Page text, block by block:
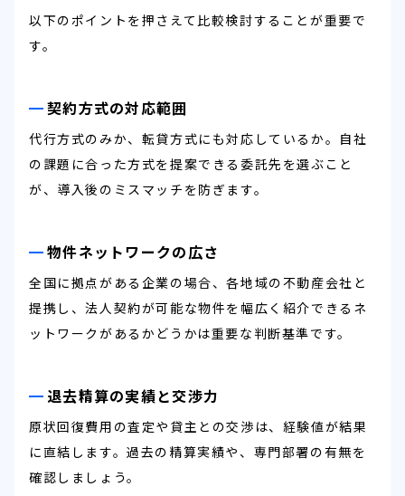
以下のポイントを押さえて比較検討することが重要で
す。
契約方式の対応範囲
代行方式のみか、転貸方式にも対応しているか。自社
の課題に合った方式を提案できる委託先を選ぶこと
が、導入後のミスマッチを防ぎます。
物件ネットワークの広さ
全国に拠点がある企業の場合、各地域の不動産会社と
提携し、法人契約が可能な物件を幅広く紹介できるネ
ットワークがあるかどうかは重要な判断基準です。
退去精算の実績と交渉力
原状回復費用の査定や貸主との交渉は、経験値が結果
に直結します。過去の精算実績や、専門部署の有無を
確認しましょう。